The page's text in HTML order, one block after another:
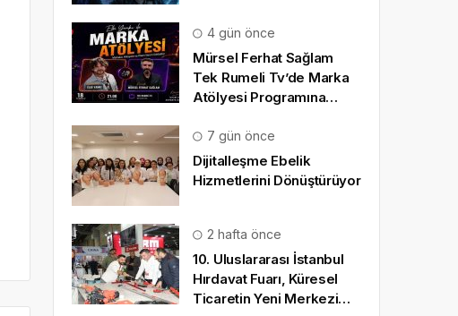
4 gün önce
Mürsel Ferhat Sağlam
Tek Rumeli Tv’de Marka
Atölyesi Programına
7 gün önce
Dijitalleşme Ebelik
Hizmetlerini Dönüştürüyor
2 hafta önce
10. Uluslararası İstanbul
Hırdavat Fuarı, Küresel
Ticaretin Yeni Merkezi